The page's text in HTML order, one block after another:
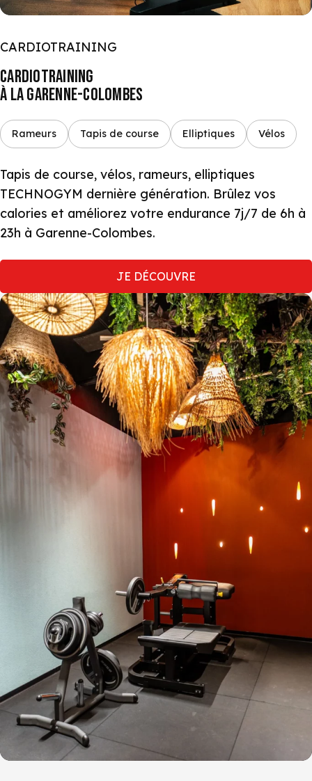
CARDIOTRAINING
CARDIOTRAINING
À LA GARENNE-COLOMBES
Rameurs Tapis de course Elliptiques Vélos
Tapis de course, vélos, rameurs, elliptiques
TECHNOGYM dernière génération. Brûlez vos
calories et améliorez votre endurance 7j/7 de 6h à
23h à Garenne-Colombes.
JE DÉCOUVRE